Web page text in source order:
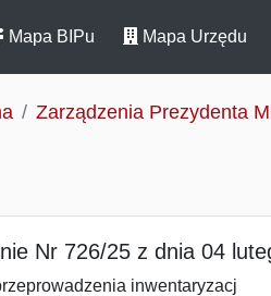
Mapa BIPu Mapa Urzędu
Zarządzenia Prezydenta
Nr 726/25 z dnia 04
inwentaryzacj